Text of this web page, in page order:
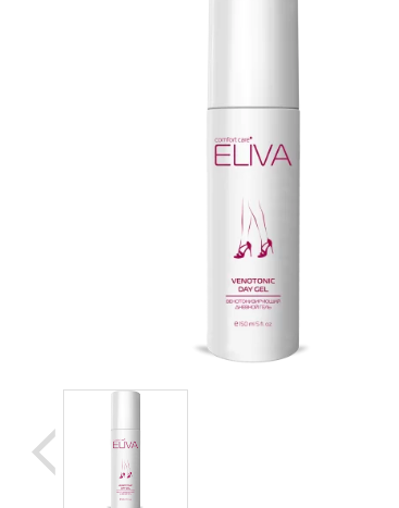
Уникальные и полезные товары
Прокат инвалидной техники